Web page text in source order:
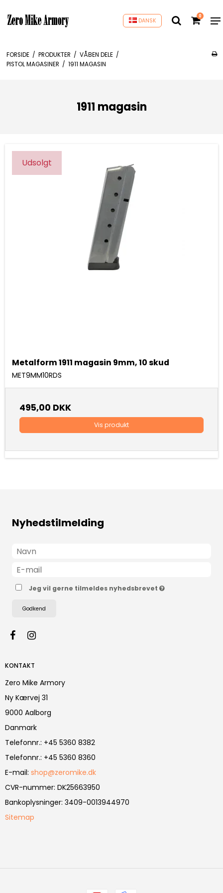
DANSK
0
FORSIDE / PRODUKTER / VÅBEN DELE /
PISTOL MAGASINER / 1911 MAGASIN
1911 magasin
Udsolgt
Metalform 1911 magasin 9mm, 10 skud
MET9MM10RDS
495,00 DKK
Vis produkt
Nyhedstilmelding
Jeg vil gerne tilmeldes nyhedsbrevet
Godkend
KONTAKT
Zero Mike Armory
Ny Kærvej 31
9000 Aalborg
Danmark
Telefonnr.: +45 5360 8382
Telefonnr.: +45 5360 8360
E-mail: shop@zeromike.dk
CVR-nummer: DK25663950
Bankoplysninger: 3409-0013944970
Sitemap